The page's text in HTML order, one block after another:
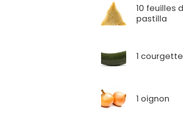
10 feuilles
pastilla
1 courgette
1 oignon